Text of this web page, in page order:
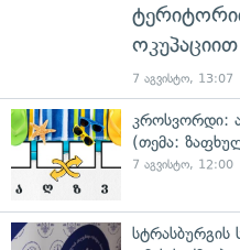
ოკუპაციით
7 აგვისტო, 13:07
კროსვორდი:
(თემა:
7 აგვისტო, 12:00